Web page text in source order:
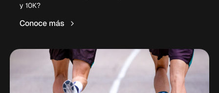
y 10K?
Conoce más